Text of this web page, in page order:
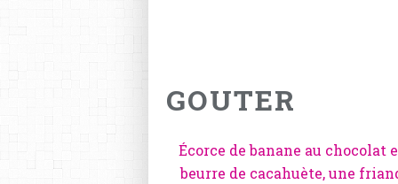
GOUTER
Écorce de banane au chocolat
beurre de cacahuète, une